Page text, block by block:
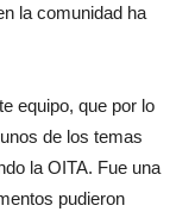
la comunidad ha
equipo, que por lo
de los temas
la OITA. Fue una
pudieron